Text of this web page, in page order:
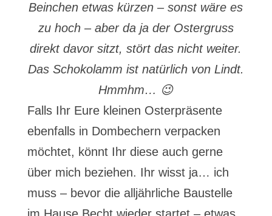
Beinchen etwas kürzen – sonst wäre es
zu hoch – aber da ja der Ostergruss
direkt davor sitzt, stört das nicht weiter.
Das Schokolamm ist natürlich von Lindt.
Hmmhm… 😉
Falls Ihr Eure kleinen Osterpräsente
ebenfalls in Dombechern verpacken
möchtet, könnt Ihr diese auch gerne
über mich beziehen. Ihr wisst ja… ich
muss – bevor die alljährliche Baustelle